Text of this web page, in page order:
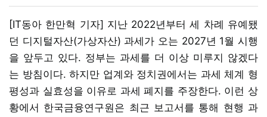
[IT동아 한만혁 기자] 지난 2022년부터 세 차례 유예됐
던 디지털자산(가상자산) 과세가 오는 2027년 1월 시행
을 앞두고 있다. 정부는 과세를 더 이상 미루지 않겠다
는 방침이다. 하지만 업계와 정치권에서는 과세 체계 형
평성과 실효성을 이유로 과세 폐지를 주장한다. 이런 상
황에서 한국금융연구원은 최근 보고서를 통해 현행 과